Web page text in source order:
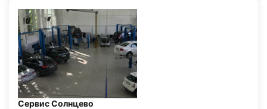
Сервис Солнцево